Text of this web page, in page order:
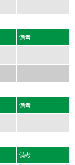
備考
備考
備考